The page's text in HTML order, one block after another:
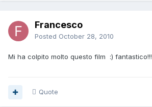
Francesco
Posted October 28, 2010
Mi ha colpito molto questo film :) fantastico!!!
Quote